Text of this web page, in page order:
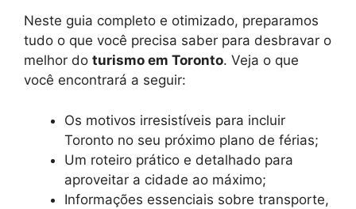
Neste guia completo e otimizado, preparamos
tudo o que você precisa saber para desbravar o
melhor do turismo em Toronto. Veja o que
você encontrará a seguir:
Os motivos irresistíveis para incluir
Toronto no seu próximo plano de férias;
Um roteiro prático e detalhado para
aproveitar a cidade ao máximo;
Informações essenciais sobre transporte,